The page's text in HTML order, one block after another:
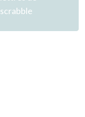
scrabble